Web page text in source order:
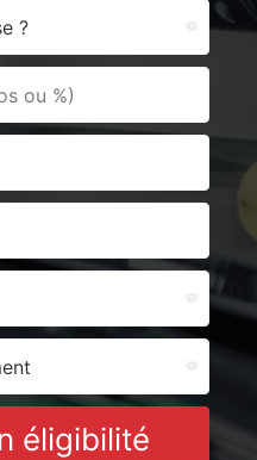
éligibilité